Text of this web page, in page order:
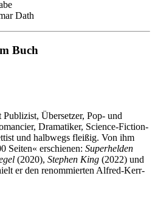
Dath
Buch
Publizist, Übersetzer, Pop- und
Dramatiker, Science-Fiction-
und halbwegs fleißig. Von ihm
Seiten« erschienen: Superhelden
(2020), Stephen King (2022) und
er den renommierten Alfred-Kerr-